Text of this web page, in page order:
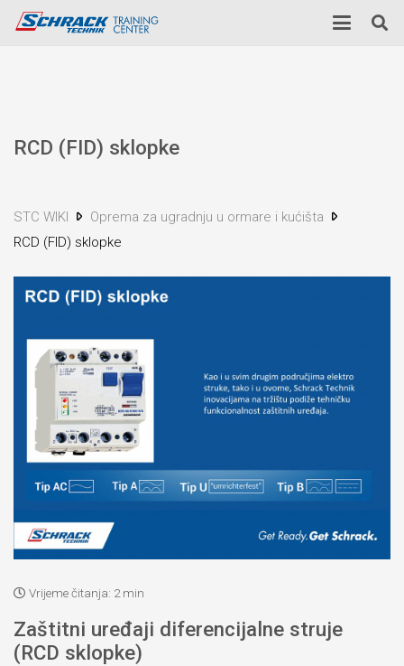
RCD (FID) sklopke
STC WIKI
Oprema za ugradnju u ormare i kućišta
RCD (FID) sklopke
Vrijeme čitanja: 2 min
Zaštitni uređaji diferencijalne struje
(RCD sklopke)